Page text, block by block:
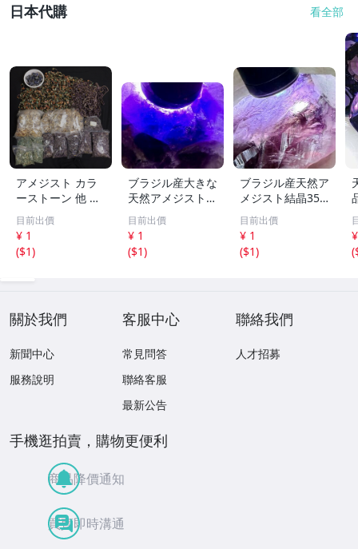
日本代購 看全部
アメジスト カラ
ーストーン 他 色
石 アクセサリー
パーツ 等 部品 大
量 総重量約23kg
まとめ セット
目前出價
¥ 1
($1)
ブラジル産大きな
天然アメジスト結
晶571g［紫水
晶］結晶^ ^綺麗^
^色が濃い^ ^
目前出價
¥ 1
($1)
ブラジル産天然ア
メジスト結晶355
g［紫水晶］1本
剣^ ^綺麗
目前出價
¥ 1
($1)
(
關於我們
新聞中心
服務說明
客服中心
常見問答
聯絡客服
最新公告
聯絡我們
人才招募
手機逛拍賣，購物更便利
商品降價通知
買賣即時溝通